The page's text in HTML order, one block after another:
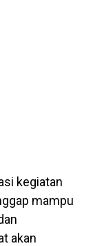
kegiatan
mampu
akan